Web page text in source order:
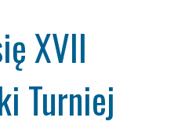
XVII
Turniej